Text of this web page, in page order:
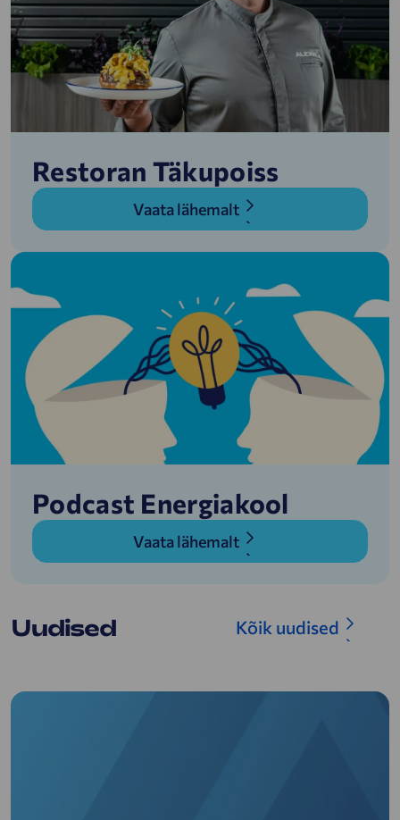
Restoran Täkupoiss
Vaata lähemalt
Podcast Energiakool
Vaata lähemalt
Uudised Kõik uudised